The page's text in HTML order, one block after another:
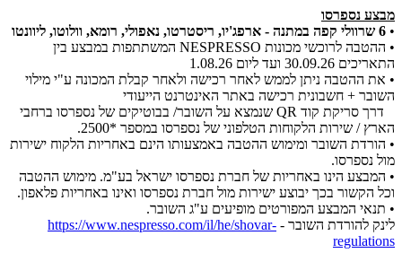
מבצע נספרסו
• 6 שרוולי קפה במתנה - ארפג'יו, ריסטרטו, נאפולי, רומא, וולוטו, ליוונטו
• ההטבה לרוכשי מכונות NESPRESSO המשתתפות במבצע בין
התאריכים 30.09.26 ועד ליום 1.08.26
• את ההטבה ניתן לממש לאחר רכישה ולאחר קבלת המכונה ע"י מילוי
השובר + חשבונית רכישה באתר האינטרנט הייעודי
דרך סריקת קוד QR שנמצא על השובר/ בבוטיקים של נספרסו ברחבי
הארץ / שירות הלקוחות הטלפוני של נספרסו במספר *2500.
• הורדת השובר ומימוש ההטבה באמצעותו הינם באחריות הלקוח ישירות
מול נספרסו.
• המבצע הינו באחריות של חברת נספרסו ישראל בע"מ. מימוש ההטבה
וכל הקשור בכך יבוצע ישירות מול חברת נספרסו ואינו באחריות פלאפון.
• תנאי המבצע המפורטים מופיעים ע"ג השובר.
לינק להורדת השובר - https://www.nespresso.com/il/he/shovar-
regulations